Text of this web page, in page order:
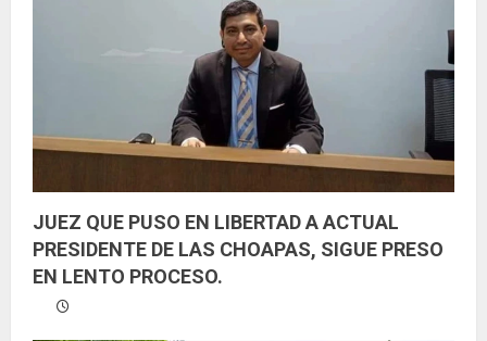
JUEZ QUE PUSO EN LIBERTAD A ACTUAL
PRESIDENTE DE LAS CHOAPAS, SIGUE PRESO
EN LENTO PROCESO.